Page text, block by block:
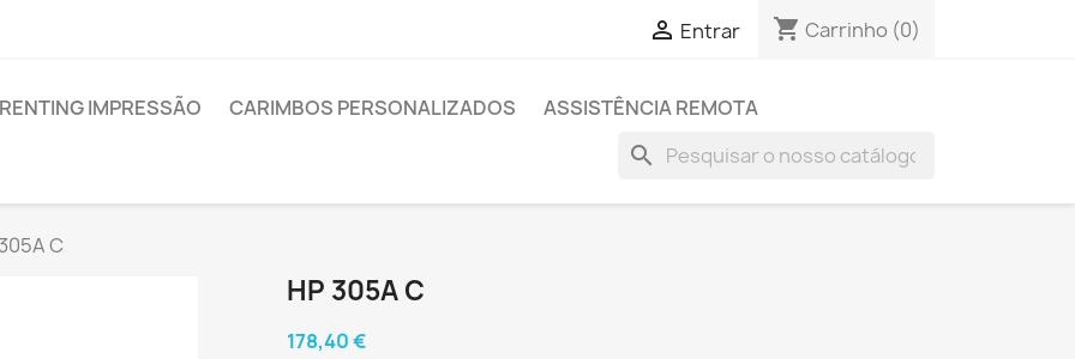
 Entrar shopping_cart Carrinho (0)
RENTING IMPRESSÃO CARIMBOS PERSONALIZADOS ASSISTÊNCIA REMOTA
search
C
HP 305A C
178,40 €